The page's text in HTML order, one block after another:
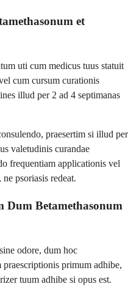
et
uti cum medicus tuus statuit
cum cursum curationis
illud per 2 ad 4 septimanas
praesertim si illud per
valetudinis curandae
frequentiam applicationis vel
psoriasis redeat.
Dum Betamethasonum
odore, dum hoc
primum adhibe,
tuum adhibe si opus est.